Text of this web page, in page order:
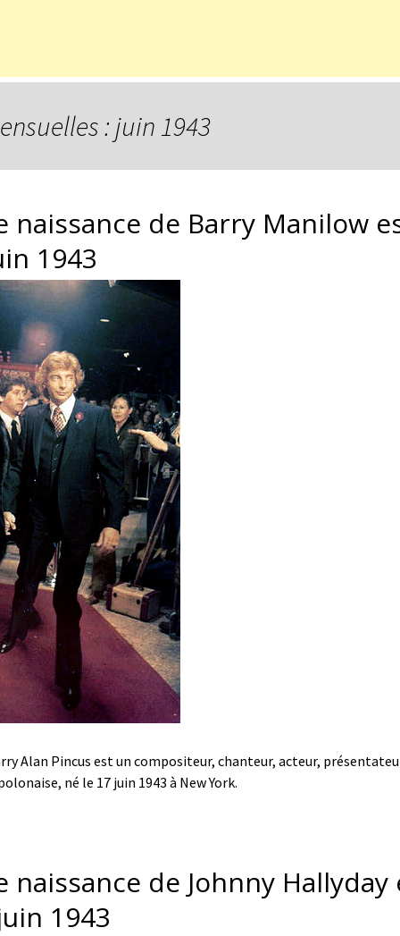
: juin 1943
naissance de Barry Manilow
1943
Alan Pincus est un compositeur, chanteur, acteur,
né le 17 juin 1943 à New York.
naissance de Johnny Hallyday
1943